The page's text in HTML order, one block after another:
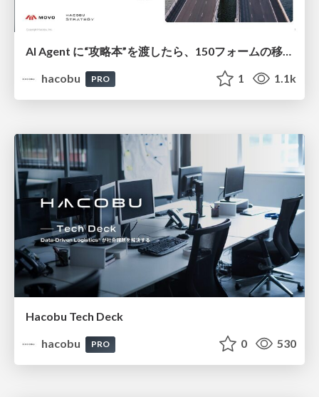
AI Agent に“攻略本”を渡したら、150フォームの移行が回り始めた話/登壇資料（高橋 悟生）
hacobu
PRO 1 1.1k
Hacobu Tech Deck
hacobu
PRO 0 530